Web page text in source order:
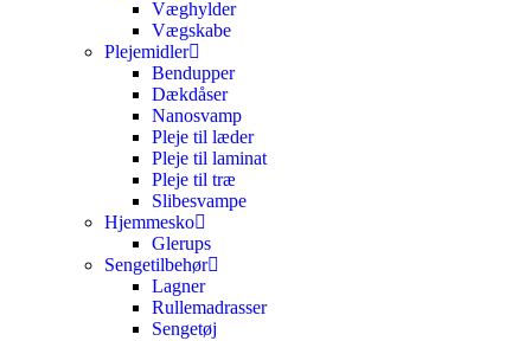
Væghylder
Vægskabe
Plejemidler
Bendupper
Dækdåser
Nanosvamp
Pleje til læder
Pleje til laminat
Pleje til træ
Slibesvampe
Hjemmesko
Glerups
Sengetilbehør
Lagner
Rullemadrasser
Sengetøj